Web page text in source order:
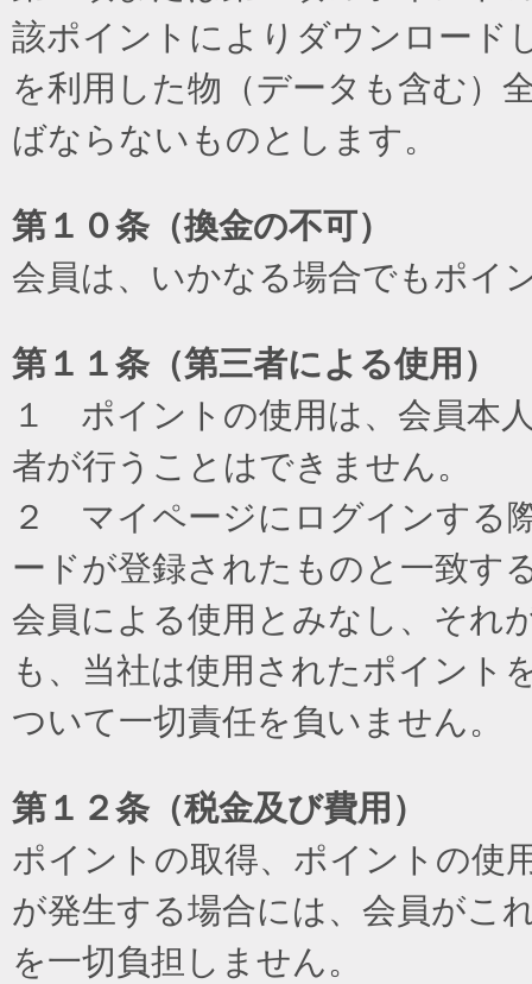
該ポイントによりダウンロード
を利用した物（データも含む）
ばならないものとします。
第１０条（換金の不可）
会員は、いかなる場合でもポイ
第１１条（第三者による使用）
１ ポイントの使用は、会員本
者が行うことはできません。
２ マイページにログインする
ードが登録されたものと一致す
会員による使用とみなし、それ
も、当社は使用されたポイント
ついて一切責任を負いません。
第１２条（税金及び費用）
ポイントの取得、ポイントの使
が発生する場合には、会員がこ
を一切負担しません。